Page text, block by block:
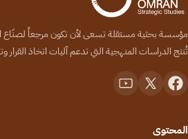
مؤسسة بحثية مستقلة تسعى لأن تكون مرجعاً لصنّاع
تُنتج الدراسات المنهجية التي تدعم آليات اتخاذ القرار
المحتوى